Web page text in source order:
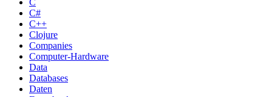
C#
C++
Clojure
Companies
Computer-Hardware
Data
Databases
Daten